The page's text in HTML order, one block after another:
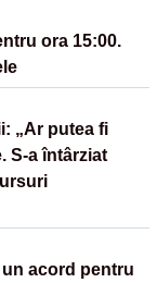
ora 15:00.
„Ar putea fi
S-a întârziat
acord pentru